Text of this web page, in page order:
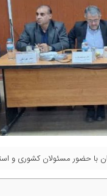
حضور مسئولان کشوری و